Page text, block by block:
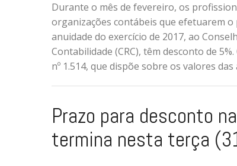
Durante o mês de fevereiro, os
organizações contábeis que efetuarem o
anuidade do exercício de 2017, ao
Contabilidade (CRC), têm desconto de
nº 1.514, que dispõe sobre os valores
Prazo para desconto
termina nesta terça